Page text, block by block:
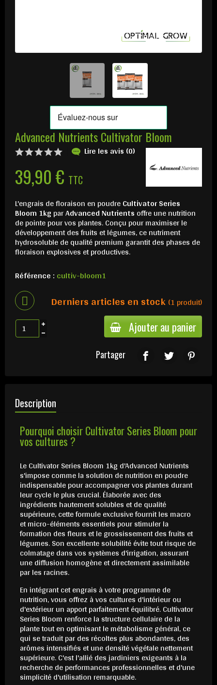
Advanced Nutrients Cultivator Bloom
Lire les avis (0)
39,90 € TTC
L'engrais de floraison en poudreCultivator Series
Bloom 1kg parAdvanced Nutrients offre une nutrition
de pointe pour vos plantes. Conçu pour maximiser le
développement des fruits et légumes, ce nutriment
hydrosoluble de qualité premium garantit des phases de
floraison explosives et productives.
Référence : cultiv-bloom1
Derniers articles en stock (1 produit)
Ajouter au panier
Partager
Description
Pourquoi choisir Cultivator Series Bloom pour
vos cultures ?
Le Cultivator Series Bloom 1kg d'Advanced Nutrients
s'impose comme la solution de nutrition en poudre
indispensable pour accompagner vos plantes durant
leur cycle le plus crucial. Élaborée avec des
ingrédients hautement solubles et de qualité
supérieure, cette formule exclusive fournit les macro
et micro-éléments essentiels pour stimuler la
formation des fleurs et le grossissement des fruits et
légumes. Son excellente solubilité évite tout risque de
colmatage dans vos systèmes d'irrigation, assurant
une diffusion homogène et directement assimilable
par les racines.
En intégrant cet engrais à votre programme de
nutrition, vous offrez à vos cultures d'intérieur ou
d'extérieur un apport parfaitement équilibré. Cultivator
Series Bloom renforce la structure cellulaire de la
plante tout en optimisant le métabolisme général, ce
qui se traduit par des récoltes plus abondantes, des
arômes intensifiés et une densité végétale nettement
supérieure. C'est l'allié des jardiniers exigeants à la
recherche de performances professionnelles et d'une
simplicité d'utilisation remarquable.